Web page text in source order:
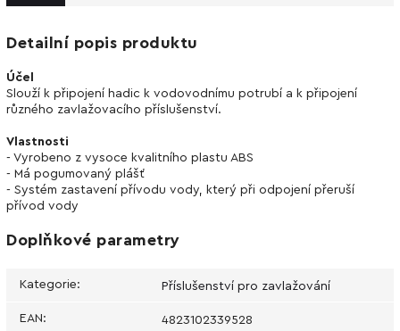
Detailní popis produktu
Účel
Slouží k připojení hadic k vodovodnímu potrubí a k připojení
různého zavlažovacího příslušenství.
Vlastnosti
- Vyrobeno z vysoce kvalitního plastu ABS
- Má pogumovaný plášť
- Systém zastavení přívodu vody, který při odpojení přeruší
přívod vody
Doplňkové parametry
Kategorie: Příslušenství pro zavlažování
EAN: 4823102339528